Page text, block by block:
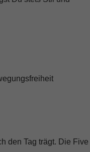
den Tag trägt. Die Five